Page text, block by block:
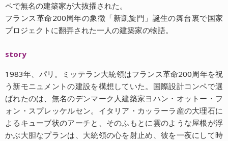
ペで無名の建築家が大抜擢された。
フランス革命200周年の象徴「新凱旋門」誕生の舞台裏で国家
プロジェクトに翻弄された一人の建築家の物語。
story
1983年、パリ。ミッテラン大統領はフランス革命200周年を祝
う新モニュメントの建設を構想していた。国際設計コンペで選
ばれたのは、無名のデンマーク人建築家ヨハン・オットー・フ
ォン・スプレッケルセン。イタリア・カッラーラ産の大理石に
よるキューブ状のアーチと、そのふもとに雲のような屋根が浮
かぶ大胆なプランは、大統領の心を射止め、彼を一夜にして時